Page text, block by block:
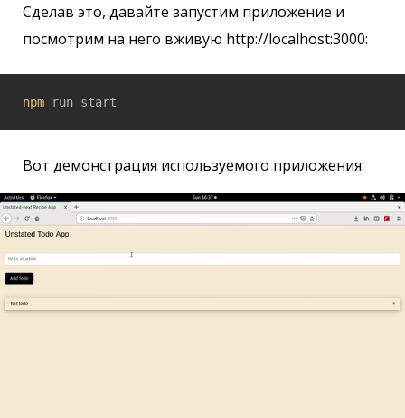
Сделав это, давайте запустим приложение и
посмотрим на него вживую http://localhost:3000:
npm run start
Вот демонстрация используемого приложения: